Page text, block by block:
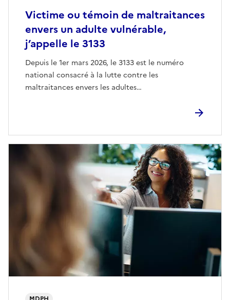
Victime ou témoin de maltraitances
envers un adulte vulnérable,
j’appelle le 3133
Depuis le 1er mars 2026, le 3133 est le numéro
national consacré à la lutte contre les
maltraitances envers les adultes…